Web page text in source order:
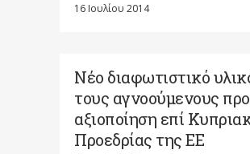
16 Ιουλίου 2014
Νέο διαφωτιστικό
τους αγνοούμενους
αξιοποίηση επί
Προεδρίας της ΕΕ